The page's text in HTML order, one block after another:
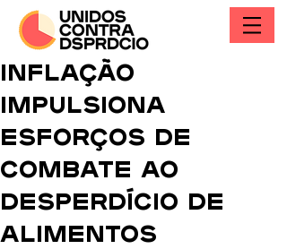
Inflação
impulsiona
esforços de
combate ao
desperdício de
alimentos